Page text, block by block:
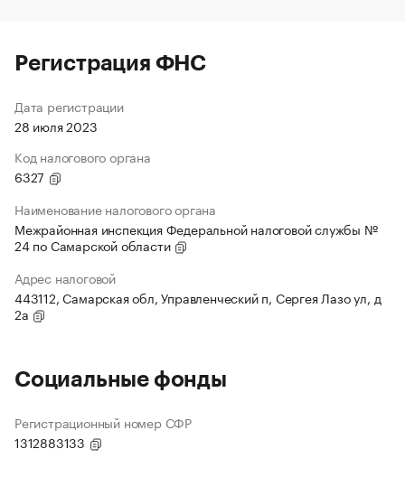
Регистрация ФНС
Дата регистрации
28 июля 2023
Код налогового органа
6327
Наименование налогового органа
Межрайонная инспекция Федеральной налоговой службы №
24 по Самарской области
Адрес налоговой
443112, Самарская обл, Управленческий п, Сергея Лазо ул, д
2а
Социальные фонды
Регистрационный номер СФР
1312883133